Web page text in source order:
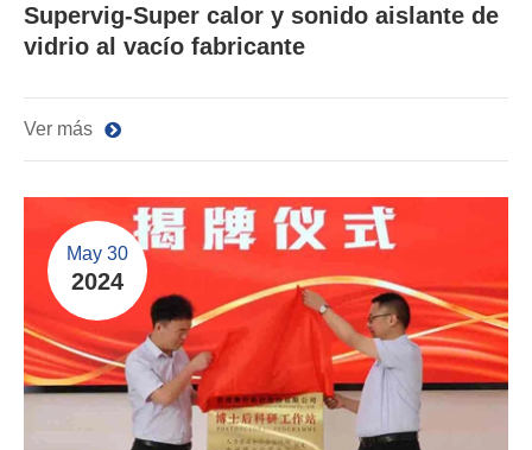
Supervig-Super calor y sonido aislante de
vidrio al vacío fabricante
Ver más
May 30
2024